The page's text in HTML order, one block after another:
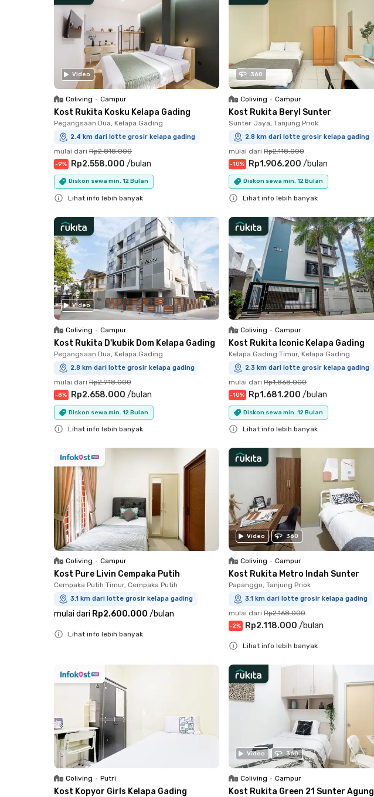
Video
Coliving • Campur
Kost Rukita Kosku Kelapa Gading
Pegangsaan Dua, Kelapa Gading
2.4 km dari lotte grosir kelapa gading
mulai dari Rp2.818.000
-9% Rp2.558.000 /bulan
Diskon sewa min. 12 Bulan
Lihat info lebih banyak
360
Coliving • Campur
Kost Rukita Beryl Sunter
Sunter Jaya, Tanjung Priok
2.8 km dari lotte grosir kelapa gading
mulai dari Rp2.118.000
-10% Rp1.906.200 /bulan
Diskon sewa min. 12 Bulan
Lihat info lebih banyak
Video
Coliving • Campur
Kost Rukita D'kubik Dom Kelapa Gading
Pegangsaan Dua, Kelapa Gading
2.8 km dari lotte grosir kelapa gading
mulai dari Rp2.918.000
-8% Rp2.658.000 /bulan
Diskon sewa min. 12 Bulan
Lihat info lebih banyak
Coliving • Campur
Kost Rukita Iconic Kelapa Gading
Kelapa Gading Timur, Kelapa Gading
2.3 km dari lotte grosir kelapa gading
mulai dari Rp1.868.000
-10% Rp1.681.200 /bulan
Diskon sewa min. 12 Bulan
Lihat info lebih banyak
Coliving • Campur
Kost Pure Livin Cempaka Putih
Cempaka Putih Timur, Cempaka Putih
3.1 km dari lotte grosir kelapa gading
mulai dari Rp2.600.000 /bulan
Lihat info lebih banyak
Video 360
Coliving • Campur
Kost Rukita Metro Indah Sunter
Papanggo, Tanjung Priok
3.1 km dari lotte grosir kelapa gading
mulai dari Rp2.168.000
-2% Rp2.118.000 /bulan
Lihat info lebih banyak
Coliving • Putri
Kost Kopyor Girls Kelapa Gading
Video 360
Coliving • Campur
Kost Rukita Green 21 Sunter Agung